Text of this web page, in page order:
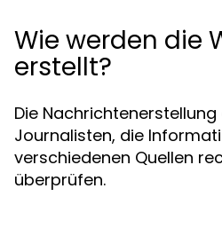
Wie werden die
erstellt?
Die
Journalisten, die
verschiedenen Quellen
überprüfen.